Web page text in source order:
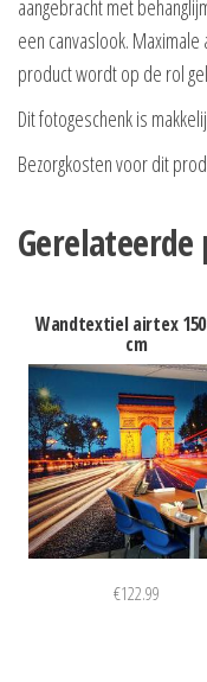
aangebracht met
een canvaslook. Maximale
product wordt op de rol
Dit fotogeschenk is
Bezorgkosten voor dit
Wandtextiel airtex
cm
€122.99